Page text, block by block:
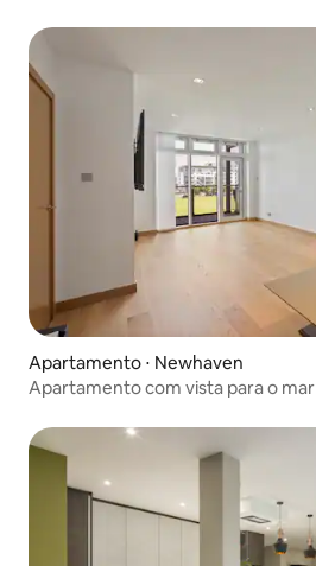
Apartamento ⋅ Newhaven
Apartamento com vista para o mar